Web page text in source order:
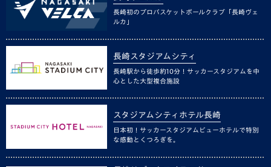
長崎初のプロバスケットボールクラブ「長崎ヴェ
ルカ」
長崎スタジアムシティ
長崎駅から徒歩約10分！サッカースタジアムを中
心とした大型複合施設
スタジアムシティホテル長崎
日本初！サッカースタジアムビューホテルで特別
な感動とくつろぎを。